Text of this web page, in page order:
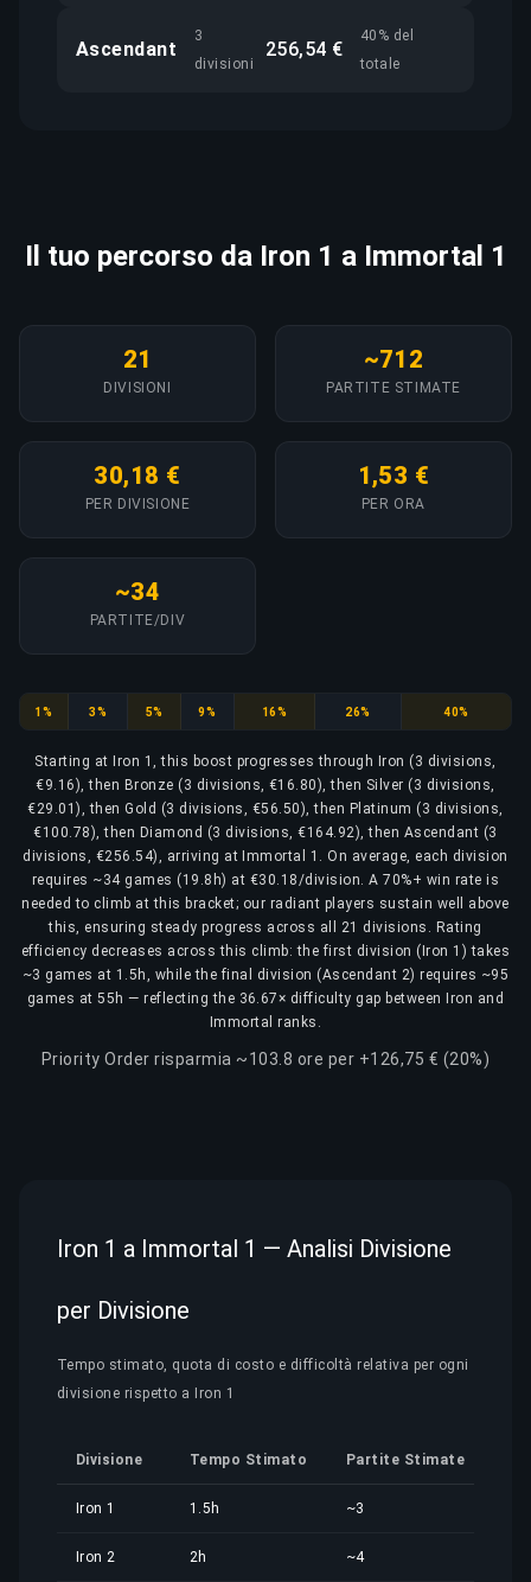
Ascendant
3
divisioni
256,54 €
40% del
totale
Il tuo percorso da Iron 1 a Immortal 1
21
DIVISIONI
~712
PARTITE STIMATE
30,18 €
PER DIVISIONE
1,53 €
PER ORA
~34
PARTITE/DIV
Iron
1% Bronze
3% Silver
5% Gold
9% Platinum
16% Diamond
26% Ascendant
40%
Starting at Iron 1, this boost progresses through Iron (3 divisions,
€9.16), then Bronze (3 divisions, €16.80), then Silver (3 divisions,
€29.01), then Gold (3 divisions, €56.50), then Platinum (3 divisions,
€100.78), then Diamond (3 divisions, €164.92), then Ascendant (3
divisions, €256.54), arriving at Immortal 1. On average, each division
requires ~34 games (19.8h) at €30.18/division. A 70%+ win rate is
needed to climb at this bracket; our radiant players sustain well above
this, ensuring steady progress across all 21 divisions. Rating
efficiency decreases across this climb: the first division (Iron 1) takes
~3 games at 1.5h, while the final division (Ascendant 2) requires ~95
games at 55h — reflecting the 36.67× difficulty gap between Iron and
Immortal ranks.
Priority Order risparmia ~103.8 ore per +126,75 € (20%)
Iron 1 a Immortal 1 — Analisi Divisione
per Divisione
Tempo stimato, quota di costo e difficoltà relativa per ogni
divisione rispetto a Iron 1
Divisione Tempo Stimato Partite Stimate
Iron 1 1.5h ~3
Iron 2 2h ~4